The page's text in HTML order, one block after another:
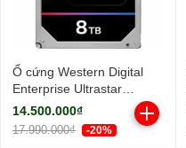
Ổ cứng Western Digital
Enterprise Ultrastar
HA340 8TB 7200RPM
256MB-
WUS721208BLE6L4
14.500.000₫
17.990.000₫ -20%